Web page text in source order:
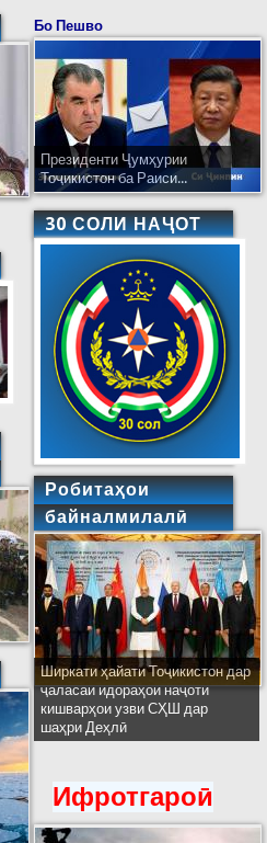
Бо Пешво
Президенти Ҷумҳурии
Тоҷикистон ба Раиси...
30 СОЛИ НАҶОТ
Робитаҳои
байналмилалӣ
Ширкати ҳайати Тоҷикистон дар
ҷаласаи идораҳои наҷоти
кишварҳои узви СҲШ дар
шаҳри Деҳлӣ
Ифротгароӣ